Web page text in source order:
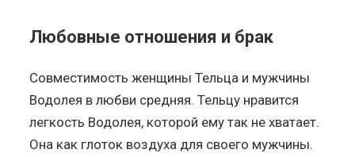
Любовные отношения и брак
Совместимость женщины Тельца и мужчины
Водолея в любви средняя. Тельцу нравится
легкость Водолея, которой ему так не хватает.
Она как глоток воздуха для своего мужчины.